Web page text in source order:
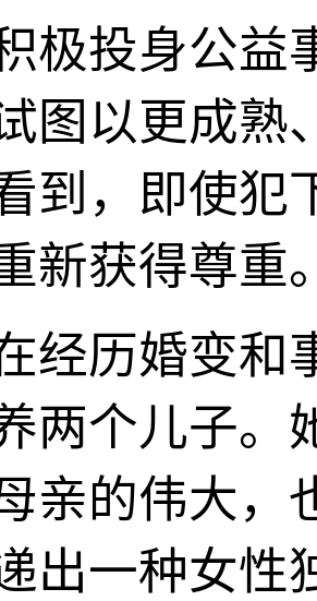
极投身公益
图以更成熟
到，即使犯
新获得尊重
经历婚变和
两个儿子。
亲的伟大，
出一种女性